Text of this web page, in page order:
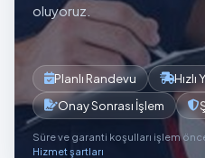
oluyoruz.
Planlı Randevu
Onay Sonrası İşlem
Süre ve garanti koşulları işlem
Hizmet şartları